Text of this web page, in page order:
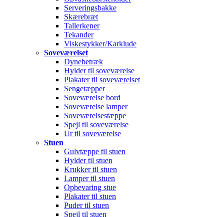
Serveringsbakke
Skærebræt
Tallerkener
Tekander
Viskestykker/Karklude
Soveværelset
Dynebetræk
Hylder til soveværelse
Plakater til soveværelset
Sengetæpper
Soveværelse bord
Soveværelse lamper
Soveværelsestæppe
Spejl til soveværelse
Ur til soveværelse
Stuen
Gulvtæppe til stuen
Hylder til stuen
Krukker til stuen
Lamper til stuen
Opbevaring stue
Plakater til stuen
Puder til stuen
Spejl til stuen